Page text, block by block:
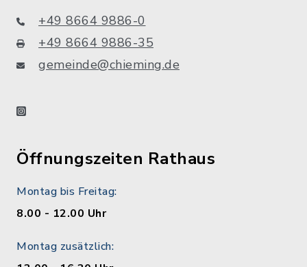
+49 8664 9886-0
+49 8664 9886-35
gemeinde@chieming.de
instagram
Öffnungszeiten Rathaus
Montag bis Freitag:
8.00 - 12.00 Uhr
Montag zusätzlich: